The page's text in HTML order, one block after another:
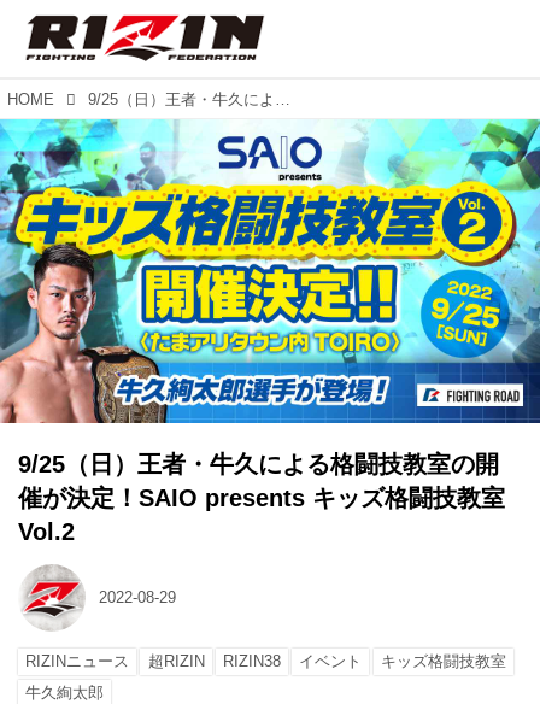
HOME 9/25（日）王者・牛久による格闘技教室の開催が決定！SAIO presents キッズ格闘技教室 Vol.2
9/25（日）王者・牛久による格闘技教室の開
催が決定！SAIO presents キッズ格闘技教室
Vol.2
2022-08-29
RIZINニュース 超RIZIN RIZIN38 イベント
キッズ格闘技教室
牛久絢太郎